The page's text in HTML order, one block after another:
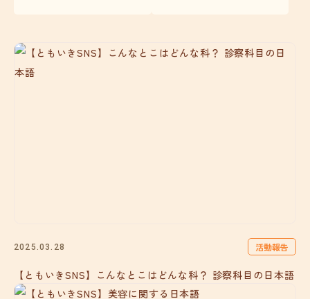
2025.03.28 活動報告
【ともいきSNS】こんなとこはどんな科？ 診察科目の日本語